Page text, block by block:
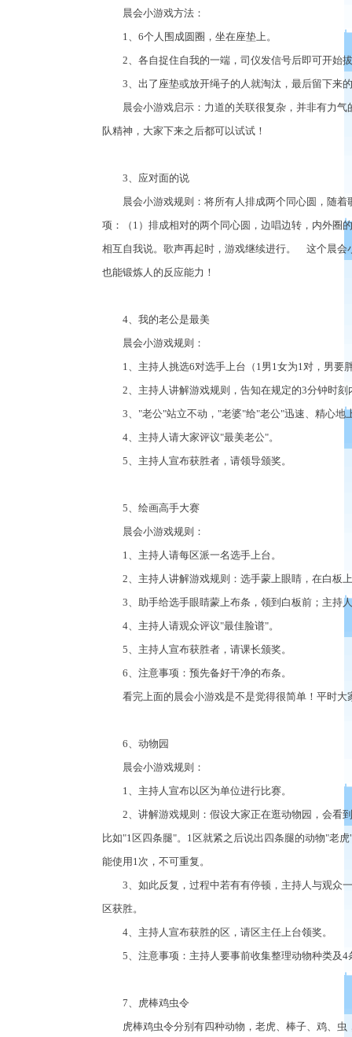
晨会小游戏方法：
1、6个人围成圆圈，坐在座垫上。
2、各自捉住自我的一端，司仪发信号后即可开始
3、出了座垫或放开绳子的人就淘汰，最后留下来
晨会小游戏启示：力道的关联很复杂，并非有力气
队精神，大家下来之后都可以试试！
3、应对面的说
晨会小游戏规则：将所有人排成两个同心圆，随着
项：（1）排成相对的两个同心圆，边唱边转，内外圈
相互自我说。歌声再起时，游戏继续进行。 这个晨会
也能锻炼人的反应能力！
4、我的老公是最美
晨会小游戏规则：
1、主持人挑选6对选手上台（1男1女为1对，男要
2、主持人讲解游戏规则，告知在规定的3分钟时刻
3、"老公"站立不动，"老婆"给"老公"迅速、精心地
4、主持人请大家评议"最美老公"。
5、主持人宣布获胜者，请领导颁奖。
5、绘画高手大赛
晨会小游戏规则：
1、主持人请每区派一名选手上台。
2、主持人讲解游戏规则：选手蒙上眼睛，在白板上
3、助手给选手眼睛蒙上布条，领到白板前；主持
4、主持人请观众评议"最佳脸谱"。
5、主持人宣布获胜者，请课长颁奖。
6、注意事项：预先备好干净的布条。
看完上面的晨会小游戏是不是觉得很简单！平时大
6、动物园
晨会小游戏规则：
1、主持人宣布以区为单位进行比赛。
2、讲解游戏规则：假设大家正在逛动物园，会看到
比如"1区四条腿"。1区就紧之后说出四条腿的动物"老
能使用1次，不可重复。
3、如此反复，过程中若有有停顿，主持人与观众一
区获胜。
4、主持人宣布获胜的区，请区主任上台领奖。
5、注意事项：主持人要事前收集整理动物种类及4
7、虎棒鸡虫令
虎棒鸡虫令分别有四种动物，老虎、棒子、鸡、虫